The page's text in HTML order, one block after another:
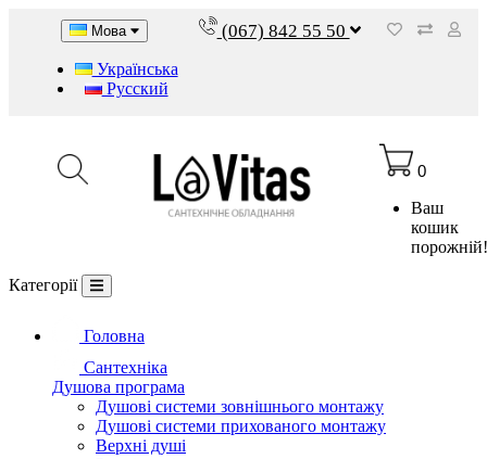
Мова
Українська
Русский
(067) 842 55 50
0
Ваш
кошик
Категорії
Головна
Сантехніка
Душова програма
Душові системи зовнішнього монтажу
Душові системи прихованого монтажу
Верхні душі